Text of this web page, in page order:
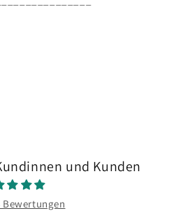
und Kunden
Bewertungen